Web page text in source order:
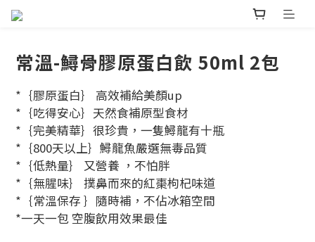
常溫-鱘骨膠原蛋白飲 50ml 2包
*｛膠原蛋白｝ 高效補給美顏up
*｛吃得安心｝天然食補原型食材
*｛完美精華｝很珍貴，一隻鱘龍有十瓶
*｛800天以上｝鱘龍魚嚴選無毒品質
*｛低熱量｝ 又營養 ，不怕胖
*｛無腥味｝ 撲鼻而來的紅棗枸杞味道
*｛常溫保存 ｝隨時補，不佔冰箱空間
*一天一包 空腹飲用效果最佳